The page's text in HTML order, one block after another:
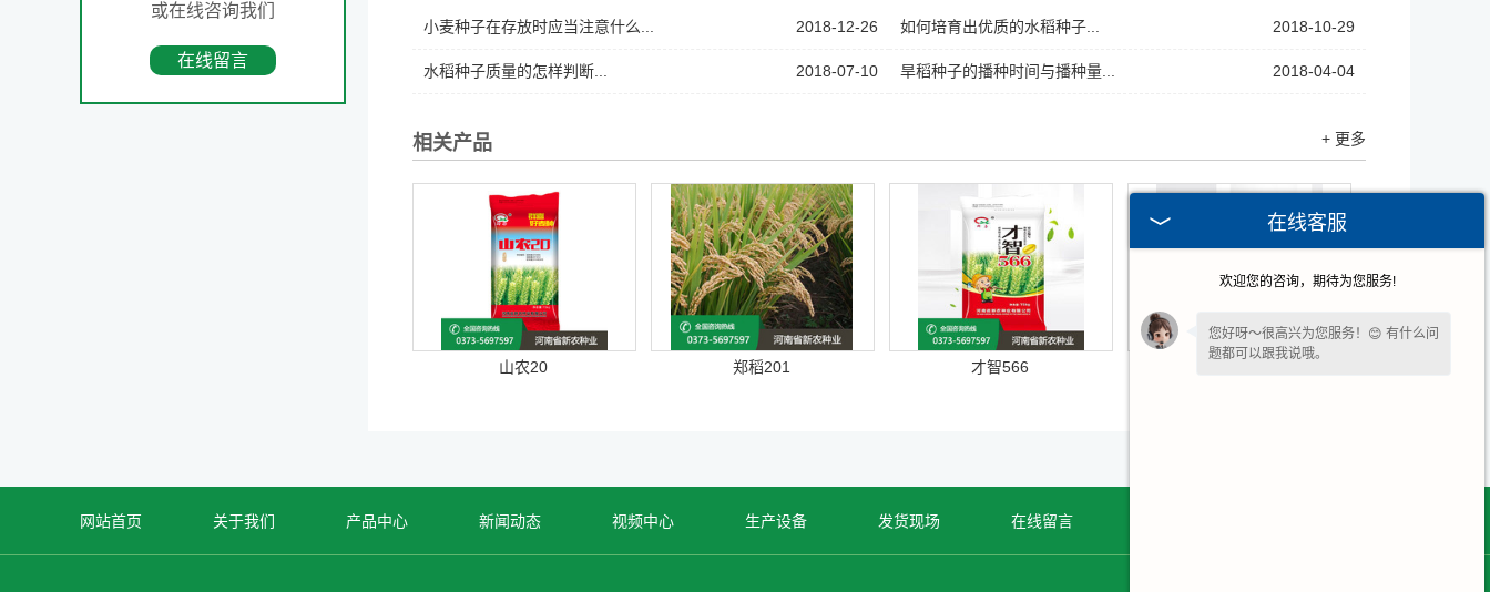
或在线咨询我们
在线留言
2018-12-26
小麦种子在存放时应当注意什么... 2018-10-29
如何培育出优质的水稻种子...
2018-07-10
水稻种子质量的怎样判断... 2018-04-04
旱稻种子的播种时间与播种量...
相关产品 + 更多
山农20 郑稻201 才智566
网站首页 关于我们 产品中心 新闻动态 视频中心 生产设备 发货现场 在线留言
在线客服
欢迎您的咨询，期待为您服务!
您好呀～很高兴为您服务！😊 有什么问
题都可以跟我说哦。